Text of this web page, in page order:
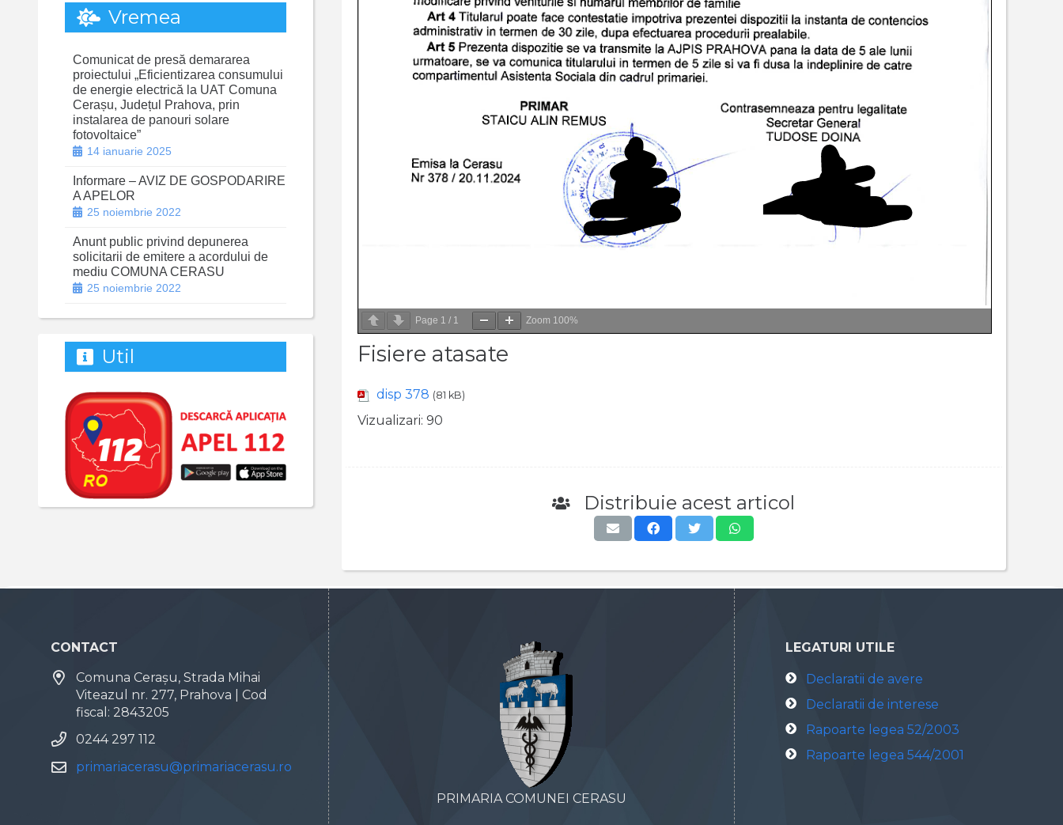
Page 1 / 1 Zoom 100%
Fisiere atasate
disp 378 (81 kB)
Vizualizari: 90
Distribuie acest articol
Vremea
Comunicat de presă demararea
proiectului „Eficientizarea consumului
de energie electrică la UAT Comuna
Cerașu, Județul Prahova, prin
instalarea de panouri solare
fotovoltaice”
14 ianuarie 2025
Informare – AVIZ DE GOSPODARIRE
A APELOR
25 noiembrie 2022
Anunt public privind depunerea
solicitarii de emitere a acordului de
mediu COMUNA CERASU
25 noiembrie 2022
Util
CONTACT
Comuna Cerașu, Strada Mihai
Viteazul nr. 277, Prahova | Cod
fiscal: 2843205
0244 297 112
primariacerasu@primariacerasu.ro
PRIMARIA COMUNEI CERASU
LEGATURI UTILE
Declaratii de avere
Declaratii de interese
Rapoarte legea 52/2003
Rapoarte legea 544/2001